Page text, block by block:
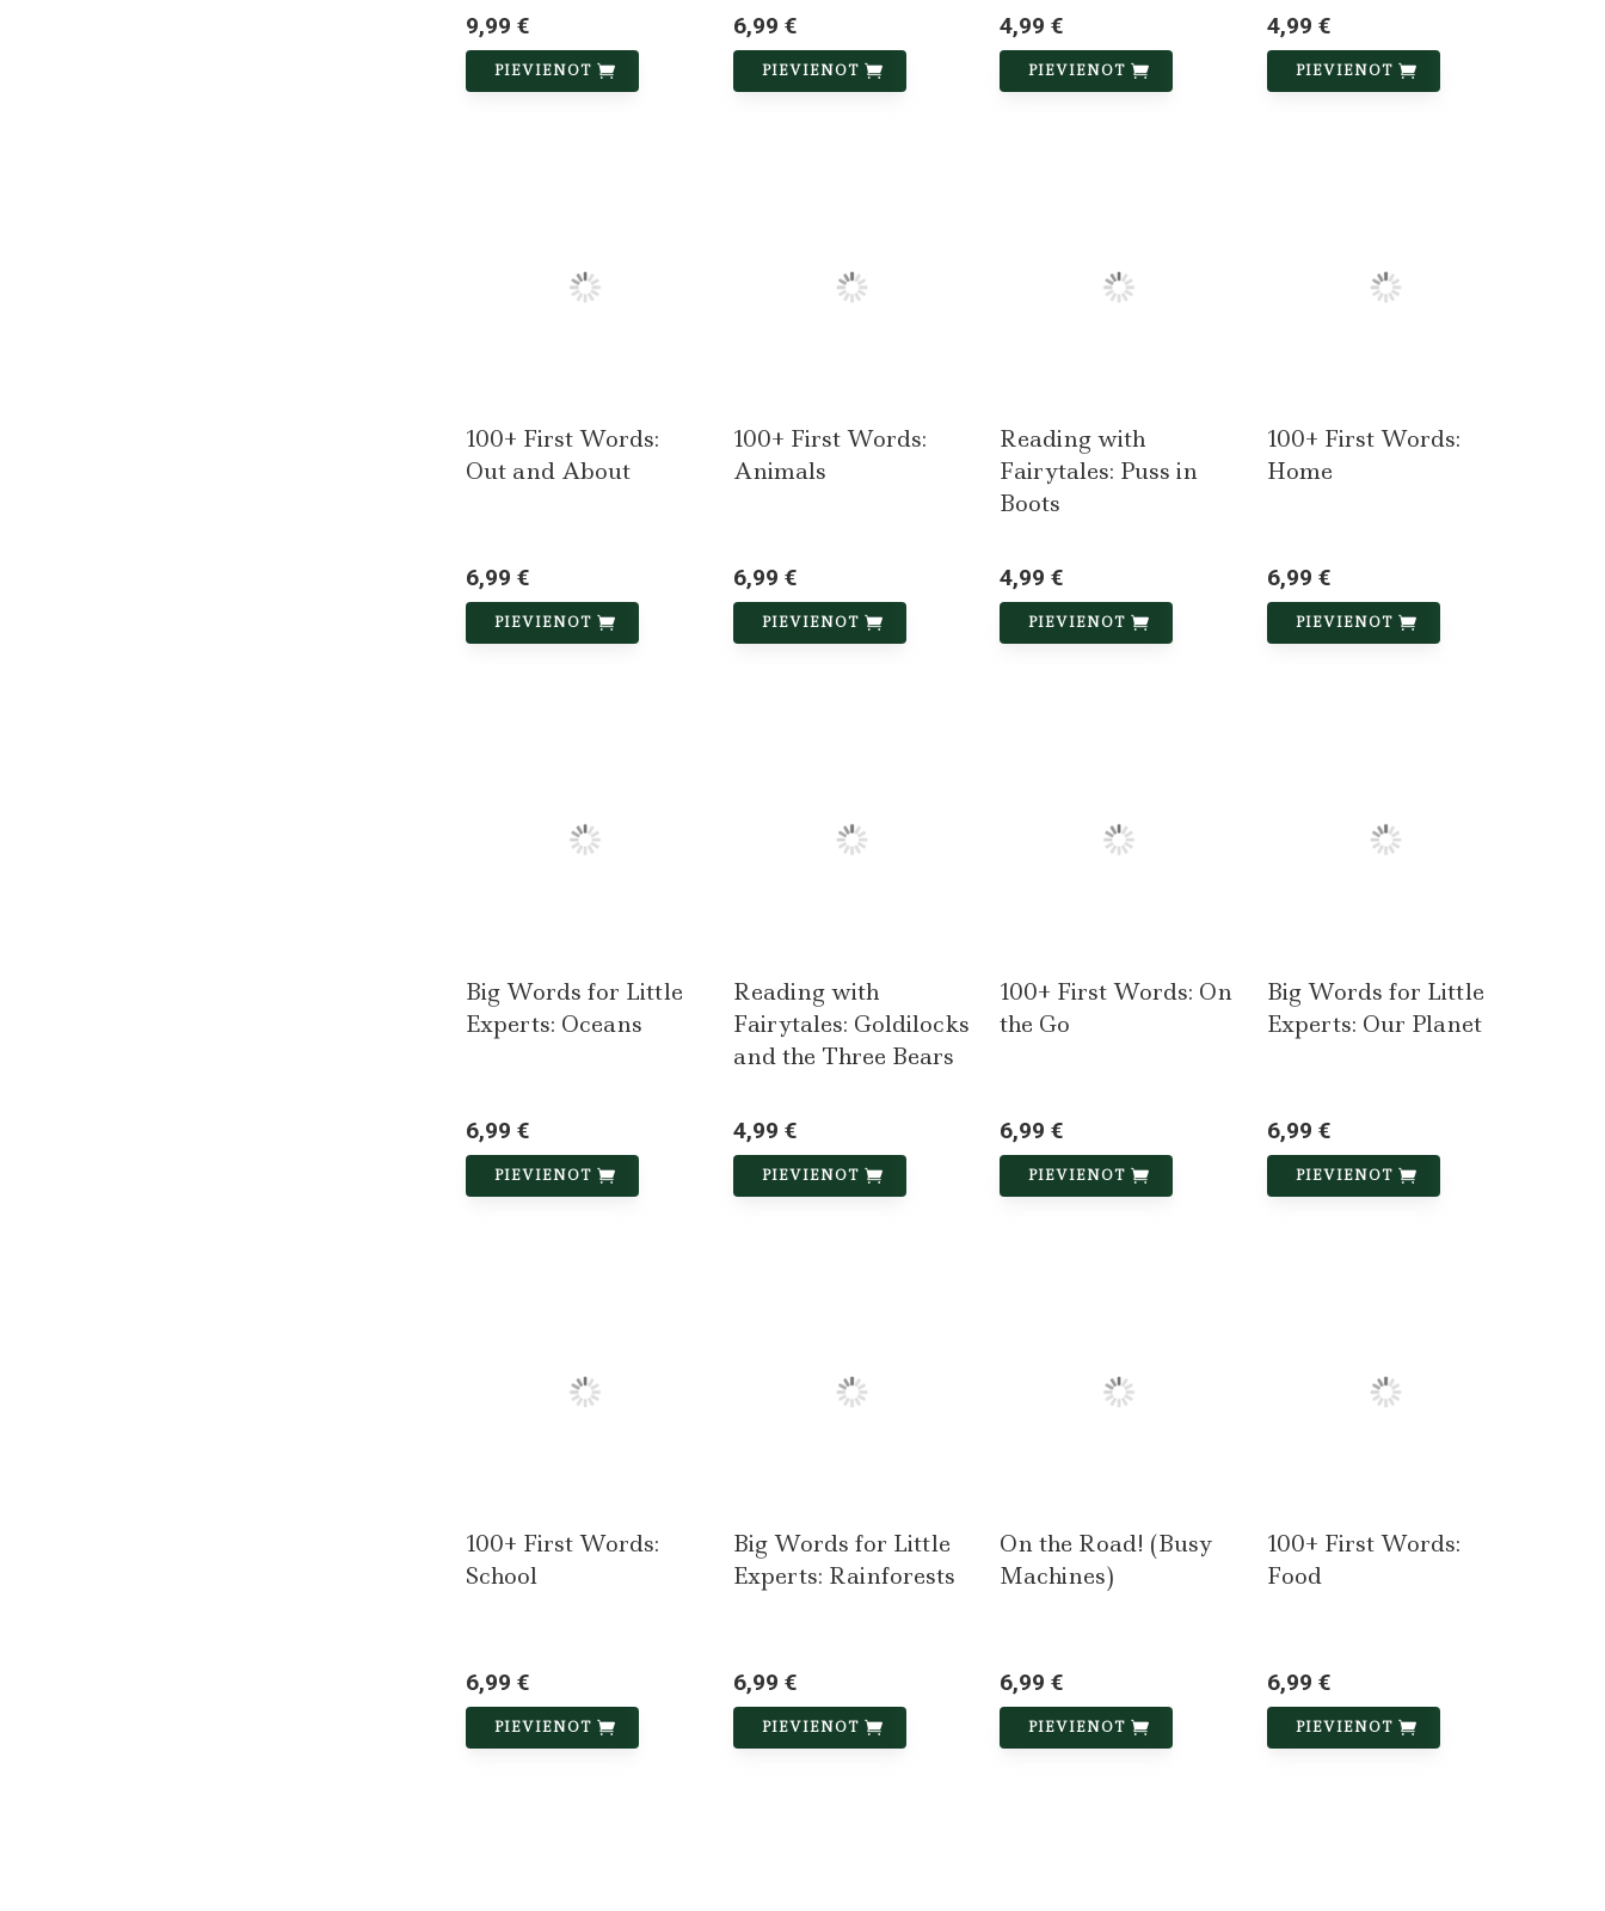
9,99 €
PIEVIENOT
6,99 €
PIEVIENOT
4,99 €
PIEVIENOT
4,99 €
PIEVIENOT
100+ First Words:
Out and About
6,99 €
PIEVIENOT
100+ First Words:
Animals
6,99 €
PIEVIENOT
Reading with
Fairytales: Puss in
Boots
4,99 €
PIEVIENOT
100+ First Words:
Home
6,99 €
PIEVIENOT
Big Words for Little
Experts: Oceans
6,99 €
PIEVIENOT
Reading with
Fairytales: Goldilocks
and the Three Bears
4,99 €
PIEVIENOT
100+ First Words: On
the Go
6,99 €
PIEVIENOT
Big Words for Little
Experts: Our Planet
6,99 €
PIEVIENOT
100+ First Words:
School
6,99 €
PIEVIENOT
Big Words for Little
Experts: Rainforests
6,99 €
PIEVIENOT
On the Road! (Busy
Machines)
6,99 €
PIEVIENOT
100+ First Words:
Food
6,99 €
PIEVIENOT